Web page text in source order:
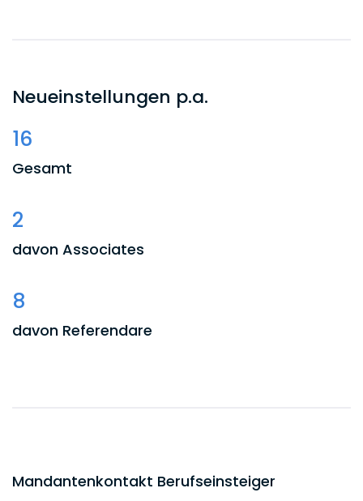
Schuldscheindarlehen). Ich passe den
19:00
19:45
Neueinstellungen p.a.
16
Gesamt
2
davon Associates
8
davon Referendare
Mandantenkontakt Berufseinsteiger